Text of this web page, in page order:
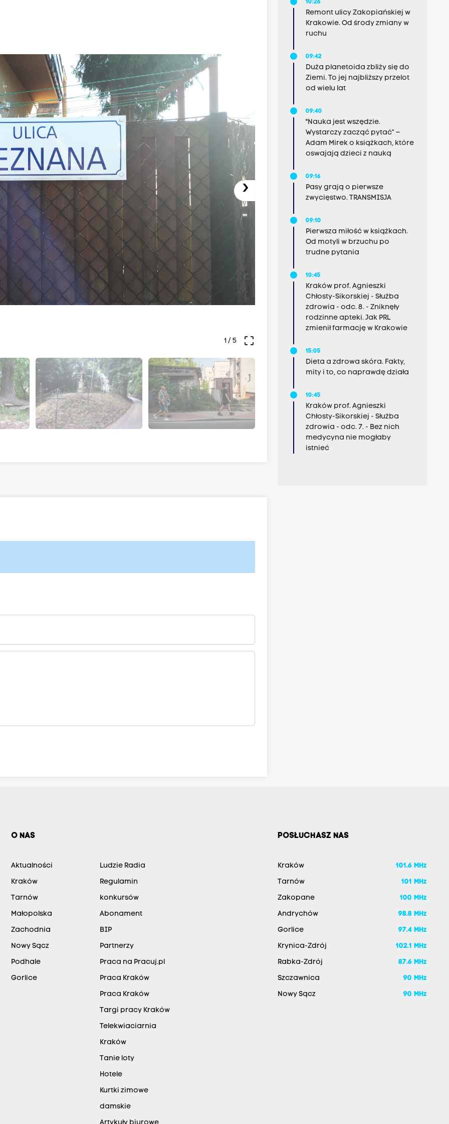
›
crop_free
1 / 5
10:26
Remont ulicy Zakopiańskiej w
Krakowie. Od środy zmiany w
ruchu
09:42
Duża planetoida zbliży się do
Ziemi. To jej najbliższy przelot
od wielu lat
09:40
"Nauka jest wszędzie.
Wystarczy zacząć pytać” –
Adam Mirek o książkach, które
oswajają dzieci z nauką
09:16
Pasy grają o pierwsze
zwycięstwo. TRANSMISJA
09:10
Pierwsza miłość w książkach.
Od motyli w brzuchu po
trudne pytania
10:45
Kraków prof. Agnieszki
Chłosty-Sikorskiej - Służba
zdrowia - odc. 8. - Zniknęły
rodzinne apteki. Jak PRL
zmienił farmację w Krakowie
15:05
Dieta a zdrowa skóra. Fakty,
mity i to, co naprawdę działa
10:45
Kraków prof. Agnieszki
Chłosty-Sikorskiej - Służba
zdrowia - odc. 7. - Bez nich
medycyna nie mogłaby
istnieć
O NAS
Aktualności
Kraków
Tarnów
Małopolska
Zachodnia
Nowy Sącz
Podhale
Gorlice
Ludzie Radia
Regulamin
konkursów
Abonament
BIP
Partnerzy
Praca na Pracuj.pl
Praca Kraków
Praca Kraków
Targi pracy Kraków
Telekwiaciarnia
Kraków
Tanie loty
Hotele
Kurtki zimowe
damskie
POSŁUCHASZ NAS
Kraków 101.6 MHz
Tarnów 101 MHz
Zakopane 100 MHz
Andrychów 98.8 MHz
Gorlice 97.4 MHz
Krynica-Zdrój 102.1 MHz
Rabka-Zdrój 87.6 MHz
Szczawnica 90 MHz
Nowy Sącz 90 MHz